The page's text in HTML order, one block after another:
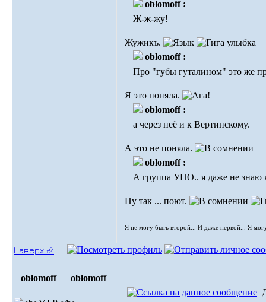
oblomoff :
Ж-ж-жу!
Жужикъ.
oblomoff :
Про "губы гуталином" это же
Я это поняла.
oblomoff :
а через неё и к Вертинскому.
А это не поняла.
oblomoff :
А группа УНО.. я даже не знаю
Ну так ... поют.
Я не могу быть второй... И даже первой... Я
Наверх ⮵
oblomoff oblomoff